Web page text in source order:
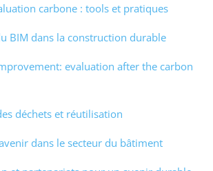
carbone : tools et pratiques
BIM dans la construction durable
evaluation after the carbon
déchets et réutilisation
dans le secteur du bâtiment